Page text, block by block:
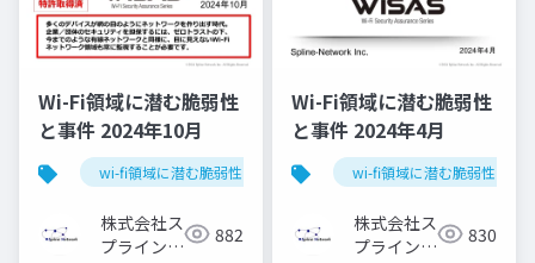
Wi-Fi領域に潜む脆弱性
と事件 2024年10月
wi-fi領域に潜む脆弱性と事件
株式会社ス
プライン・
882
Wi-Fi領域に潜む脆弱性
と事件 2024年4月
wi-fi領域に潜む脆弱性と事
株式会社ス
プライン・
830